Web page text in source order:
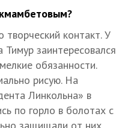
контакт. У
Тимур заинтересовался
обязанности.
рисую. На
Линкольна» в
по горло в болотах с
защищали от них